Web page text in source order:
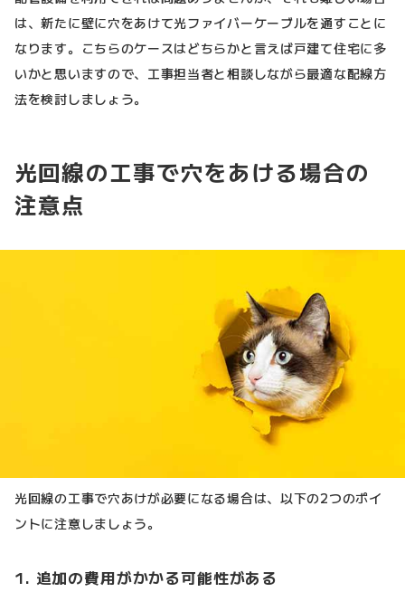
は、新たに壁に穴をあけて光ファイバーケーブルを通すことに
なります。こちらのケースはどちらかと言えば戸建て住宅に多
いかと思いますので、工事担当者と相談しながら最適な配線方
法を検討しましょう。
光回線の工事で穴をあける場合の
注意点
光回線の工事で穴あけが必要になる場合は、以下の2つのポイ
ントに注意しましょう。
1. 追加の費用がかかる可能性がある